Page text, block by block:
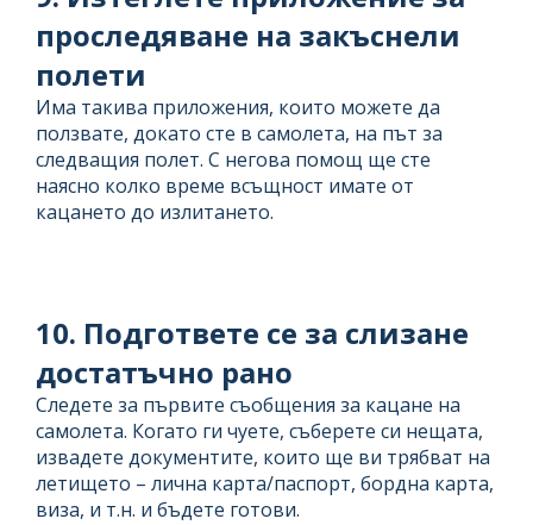
проследяване на закъснели
полети
Има такива приложения, които можете да
ползвате, докато сте в самолета, на път за
следващия полет. С негова помощ ще сте
наясно колко време всъщност имате от
кацането до излитането.
10. Подгответе се за слизане
достатъчно рано
Следете за първите съобщения за кацане на
самолета. Когато ги чуете, съберете си нещата,
извадете документите, които ще ви трябват на
летището – лична карта/паспорт, бордна карта,
виза, и т.н. и бъдете готови.